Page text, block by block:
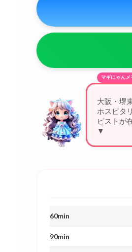
マギにゃん
大阪・堺
ホスピタ
ピストが
▼
60min
90min